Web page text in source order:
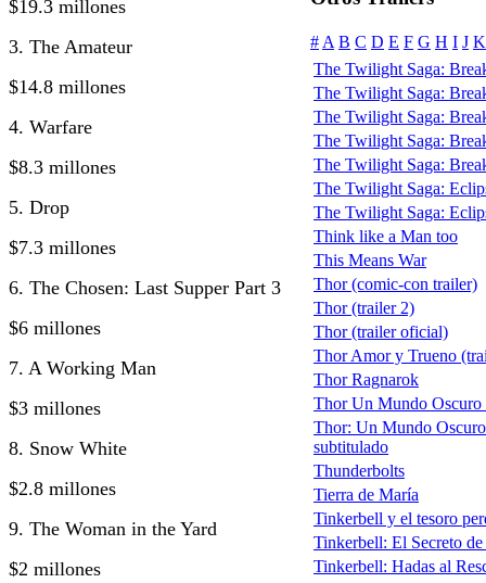
$19.3 millones
3. The Amateur
$14.8 millones
4. Warfare
$8.3 millones
5. Drop
$7.3 millones
6. The Chosen: Last Supper Part 3
$6 millones
7. A Working Man
$3 millones
8. Snow White
$2.8 millones
9. The Woman in the Yard
$2 millones
# A B C D E F G H I J K
The Twilight Saga:
The Twilight Saga:
The Twilight Saga:
The Twilight Saga:
The Twilight Saga:
The Twilight Saga:
The Twilight Saga:
Think like a Man too
This Means War
Thor (comic-con trailer)
Thor (trailer 2)
Thor (trailer oficial)
Thor Amor y Trueno
Thor Ragnarok
Thor Un Mundo Oscuro
Thor: Un Mundo
subtitulado
Thunderbolts
Tierra de María
Tinkerbell y el tesoro
Tinkerbell: El Secreto de
Tinkerbell: Hadas al